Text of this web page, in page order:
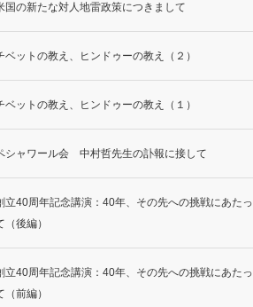
国の新たな対人地雷政策につきまして
ベットの教え、ヒンドゥーの教え（２）
ベットの教え、ヒンドゥーの教え（１）
シャワール会 中村哲先生の訃報に接して
立40周年記念講演：40年、その先への挑戦にあたっ
（後編）
立40周年記念講演：40年、その先への挑戦にあたっ
（前編）